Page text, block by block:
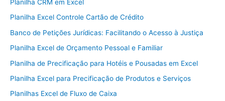
Planilha CRM em Excel
Planilha Excel Controle Cartão de Crédito
Banco de Petições Jurídicas: Facilitando o Acesso à Justiça
Planilha Excel de Orçamento Pessoal e Familiar
Planilha de Precificação para Hotéis e Pousadas em Excel
Planilha Excel para Precificação de Produtos e Serviços
Planilhas Excel de Fluxo de Caixa